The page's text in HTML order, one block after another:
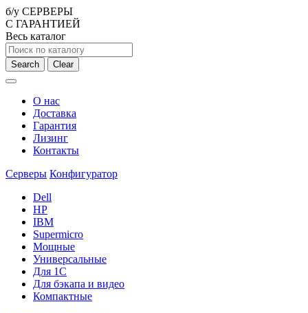
б/у СЕРВЕРЫ
С ГАРАНТИЕЙ
Весь каталог
Search Clear
О нас
Доставка
Гарантия
Лизинг
Контакты
Серверы Конфигуратор
Dell
HP
IBM
Supermicro
Мощные
Универсальные
Для 1С
Для бэкапа и видео
Компактные